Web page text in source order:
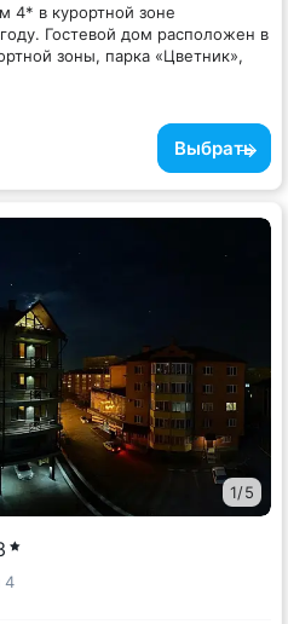
4* в курортной зоне
Гостевой дом расположен в
зоны, парка «Цветник»,
стиле и оснащены
отдыха: кровать King size
телевизор, микроволновая печь,
посуда, фен, шампунь, гель для
со стиральной машиной и
кухня, где можно
Рядом расположено большое
кафе.
гостей с детьми любого
охраняемая парковка (300 ₽/
Выбрать
1/5
4